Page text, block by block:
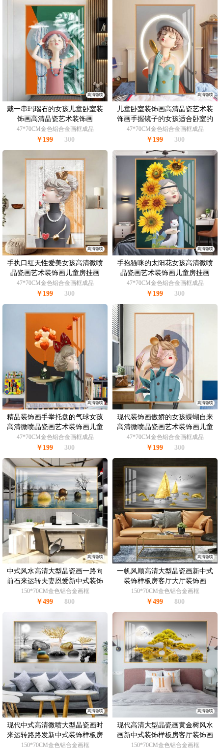
高清微喷
戴一串玛瑙石的女孩儿童卧室装
饰画高清晶瓷艺术装饰画
47*70CM金色铝合金画框成品
￥199 300
高清微喷
儿童卧室装饰画高清晶瓷艺术装
饰画手握镜子的女孩适合卧室的
装饰画
47*70CM金色铝合金画框成品
￥199 300
高清微喷
手执口红天性爱美女孩高清微喷
晶瓷画艺术装饰画儿童房挂画
47*70CM金色铝合金画框成品
￥199 300
高清微喷
手抱猫咪的太阳花女孩高清微喷
晶瓷画艺术装饰画儿童房挂画
47*70CM金色铝合金画框成品
￥199 300
高清微喷
精品装饰画手举托盘的气球女孩
高清微喷晶瓷画艺术装饰画儿童
房挂画
47*70CM金色铝合金画框成品
￥199 300
高清微喷
现代装饰画傲娇的女孩蝶蝴自来
高清微喷晶瓷画艺术装饰画儿童
房挂画
47*70CM金色铝合金画框成品
￥199 300
高清微喷
中式风水高清大型晶瓷画一路向
前石来运转夫妻恩爱新中式装饰
画
150*70CM金色铝合金画框
￥499 800
高清微喷
一帆风顺高清大型晶瓷画新中式
装饰样板房客厅大厅装饰画
150*70CM金色铝合金画框
￥499 800
高清微喷
现代中式高清微喷大型晶瓷画时
来运转路路发新中式装饰样板房
客厅装饰画
150*70CM金色铝合金画框
高清微喷
现代高清大型晶瓷画黄金树风水
画新中式装饰样板房客厅装饰画
150*70CM金色铝合金画框